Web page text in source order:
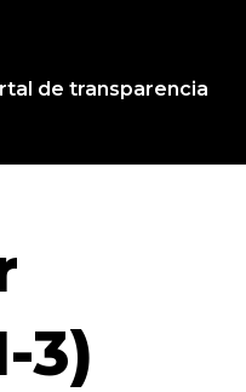
de transparencia
3)